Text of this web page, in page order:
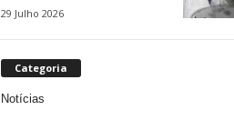
29 Julho 2026
Categoria
Notícias